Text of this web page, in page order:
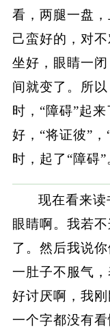
看，两腿一盘
己蛮好的，对
坐好，眼睛一
间就变了。所
时，“障碍”起
好，“将证彼”
时，起了“障碍”
现在看来
眼睛啊。我若
了。然后我说
一肚子不服气
好讨厌啊，我
一个字都没有